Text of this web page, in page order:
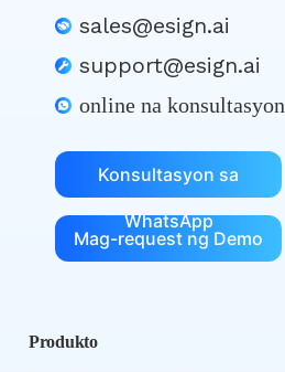
sales@esign.ai
support@esign.ai
online na konsultasyon
Konsultasyon sa
WhatsApp
Mag-request ng Demo
Produkto